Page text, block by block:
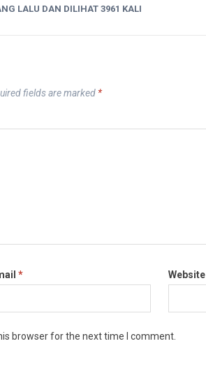
LALU DAN DILIHAT 3961 KALI
fields are marked *
* Website
browser for the next time I comment.